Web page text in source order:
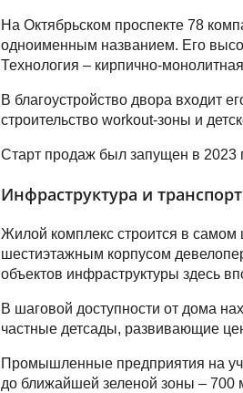
На Октябрьском проспекте 78
одноименным названием. Его
Технология – кирпично-
В благоустройство двора входит
строительство workout-зоны и
Старт продаж был запущен в 2023
Инфраструктура и
Жилой комплекс строится в самом
шестиэтажным корпусом
объектов инфраструктуры здесь
В шаговой доступности от дома
частные детсады, развивающие
Промышленные предприятия на
до ближайшей зеленой зоны – 700